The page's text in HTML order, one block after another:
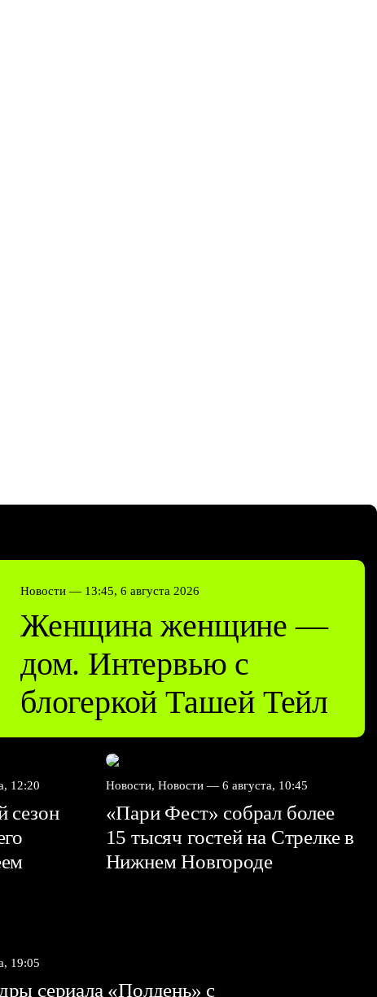
Новости — 13:45, 6 августа 2026
Женщина женщине —
дом. Интервью с
блогеркой Ташей Тейл
12:20
сезон
Новости, Новости — 6 августа, 10:45
«Пари Фест» собрал более
15 тысяч гостей на Стрелке в
Нижнем Новгороде
19:05
сериала «Полдень» с